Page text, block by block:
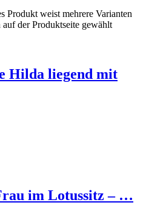
Produkt weist mehrere Varianten
der Produktseite gewählt
Hilda liegend mit
im Lotussitz – …